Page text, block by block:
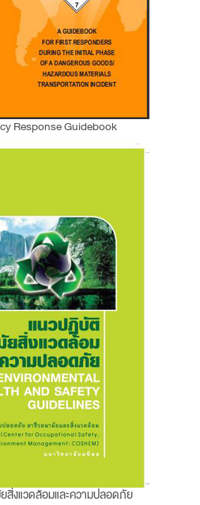
Response Guidebook
งแวดล้อมและความปลอดภัย